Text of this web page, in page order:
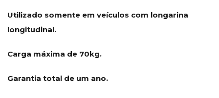
Utilizado somente em veículos com longarina
longitudinal.
Carga máxima de 70kg.
Garantia total de um ano.